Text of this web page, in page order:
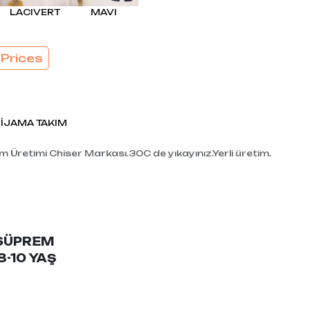
SÜTYEN TAKIM
TAKIMI
KADIN KORSE
LACIVERT MAVI
TAKIM
Üretimi Chiser Markası.30C de yıkayınız.Yerli üretim.
10 YAŞ